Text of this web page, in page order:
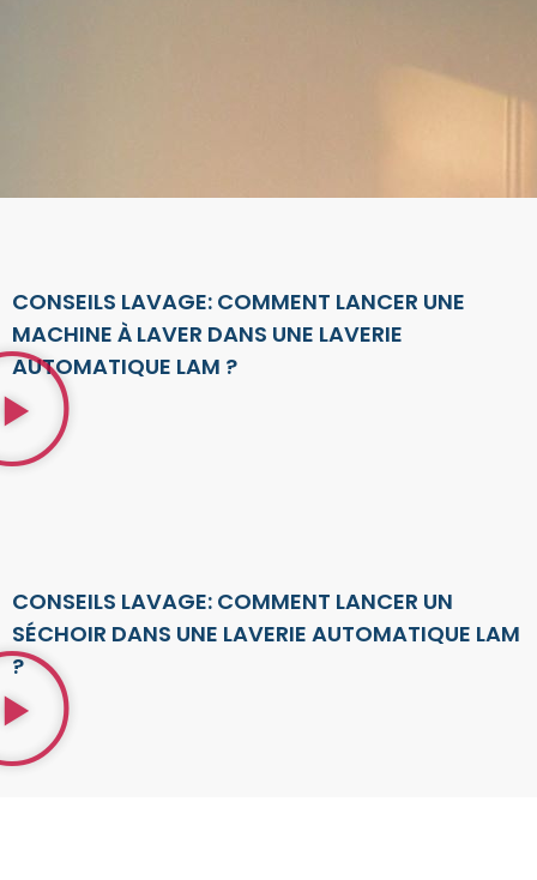
CONSEILS LAVAGE: COMMENT LANCER UNE
MACHINE À LAVER DANS UNE LAVERIE
AUTOMATIQUE LAM ?
CONSEILS LAVAGE: COMMENT LANCER UN
SÉCHOIR DANS UNE LAVERIE AUTOMATIQUE LAM
?